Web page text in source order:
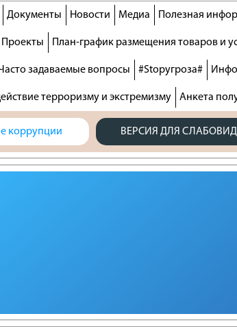
Документы Новости Медиа Полезная
Проекты План-график размещения товаров и
задаваемые вопросы #Stopугроза#
терроризму и экстремизму Анкета
коррупции ВЕРСИЯ ДЛЯ